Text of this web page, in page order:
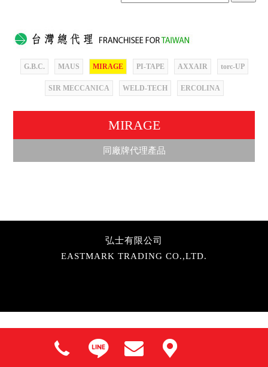
G.B.C. MAUS MIRAGE PI-TAPE AXXAIR torc-UP
SIR MECCANICA WELD-TECH ERCOLINA
MIRAGE
同廠牌代理產品
弘士有限公司
EASTMARK TRADING CO.,LTD.